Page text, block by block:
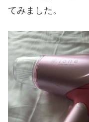
てみました。